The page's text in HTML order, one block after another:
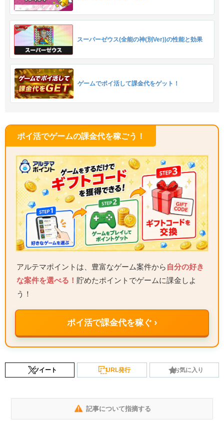
スーパーゼウス(全能の神(別Ver))の性能と効果
ゲームでポイ活して課金代をゲット！
ポイ活でゲームの課金代を稼ごう！
アルテマポイントは、豊富なゲーム案件から 自分の好き
な案件を選べる！ 貯めたポイントでゲームに課金しよ
う！
ポイ活で課金代を稼ぐ ›
ツイート URL発行 お気に入り
記事について指摘する